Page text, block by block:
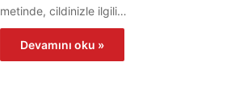
metinde, cildinizle ilgili…
Devamını oku »